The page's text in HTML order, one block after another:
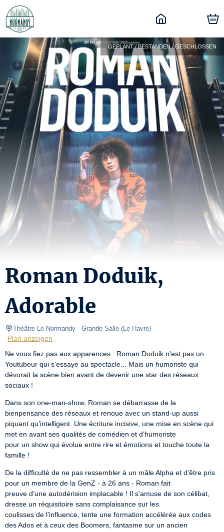
GEPLANT / BESTANDEN / GESCHLOSSEN
Roman Doduik,
Adorable
Théâtre Le Normandy - Grande Salle (Le Havre)
Plan anzeigen
Ne vous fiez pas aux apparences : Roman Doduik n’est pas un
Youtubeur qui s’essaye au spectacle... Mais un humoriste qui
dévorait la scène bien avant de devenir une star des réseaux
sociaux !
Dans son one-man-show, Roman se débarrasse de la
bienpensance des réseaux et renoue avec un stand-up aussi
piquant qu’intelligent. Une écriture incisive, une mise en scène qui
met en avant ses qualités de comédien et d’humoriste
pour un show qui évolue entre rire et émotions et touche toute la
famille !
De la difficulté de ne pas ressembler à un mâle Alpha et d’être pris
pour un membre de la GenZ - à 26 ans - Roman fait
preuve d’une autodérision implacable ! Il s’amuse de son célibat,
dresse un réquisitoire sans complaisance sur les
coulisses de l’influence, tente une formation accélérée aux codes
des Ados et à ceux des Boomers, fantasme sur un ancien